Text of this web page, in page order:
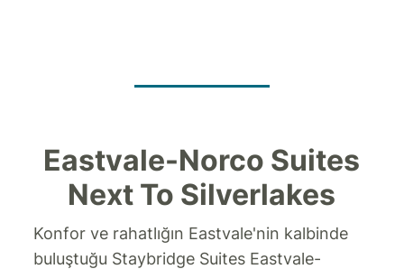
Eastvale-Norco Suites
Next To Silverlakes
Konfor ve rahatlığın Eastvale'nin kalbinde
buluştuğu Staybridge Suites Eastvale-